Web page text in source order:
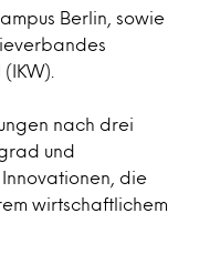
Berlin, sowie
nach drei
und
die
wirtschaftlichem